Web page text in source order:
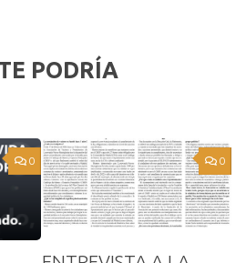
PODRÍA
0 0